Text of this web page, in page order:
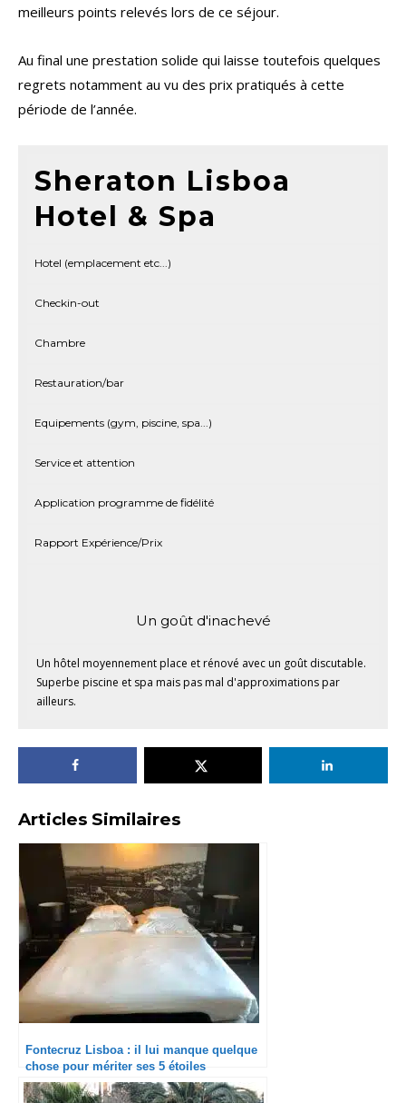
meilleurs points relevés lors de ce séjour.
Au final une prestation solide qui laisse toutefois quelques
regrets notamment au vu des prix pratiqués à cette
période de l’année.
Sheraton Lisboa
Hotel & Spa
Hotel (emplacement etc...)
Checkin-out
Chambre
Restauration/bar
Equipements (gym, piscine, spa...)
Service et attention
Application programme de fidélité
Rapport Expérience/Prix
Un goût d'inachevé
Un hôtel moyennement place et rénové avec un goût discutable.
Superbe piscine et spa mais pas mal d'approximations par
ailleurs.
Articles Similaires
Fontecruz Lisboa : il lui manque quelque
chose pour mériter ses 5 étoiles